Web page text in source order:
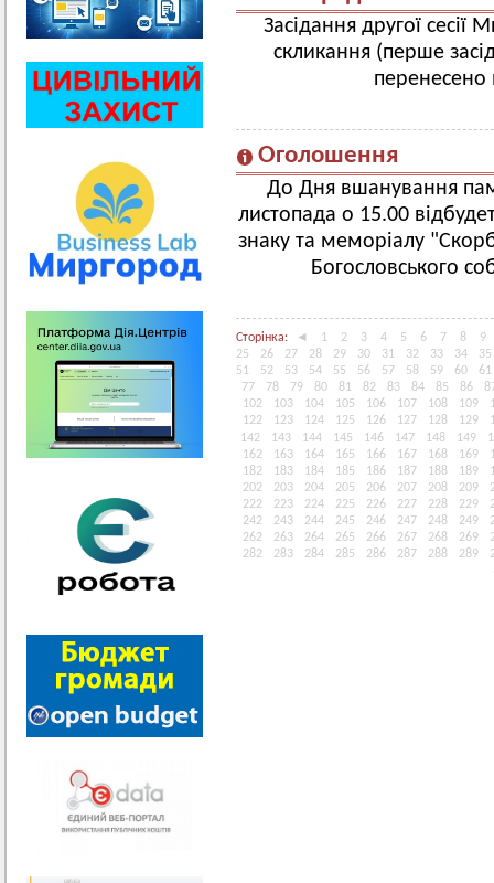
Засідання другої сесії
скликання (перше
перенесено
Оголошення
До Дня вшанування
листопада о 15.00
знаку та меморіалу
Богословського
Сторінка: ◄ 1 2 3 4 5 6 7 8
9
25
26 27 28 29 30 31 32 33 34
35
51
52 53 54 55 56 57 58 59 60
61
77
78 79 80 81 82 83 84 85 86
102
103 104 105 106 107 108 109
122
123 124 125 126 127 128 129
142
143 144 145 146 147 148 149
162
163 164 165 166 167 168 169
182
183 184 185 186 187 188 189
202
203 204 205 206 207 208 209
222
223 224 225 226 227 228 229
242
243 244 245 246 247 248 249
262
263 264 265 266 267 268 269
282
283 284 285 286 287 288 289